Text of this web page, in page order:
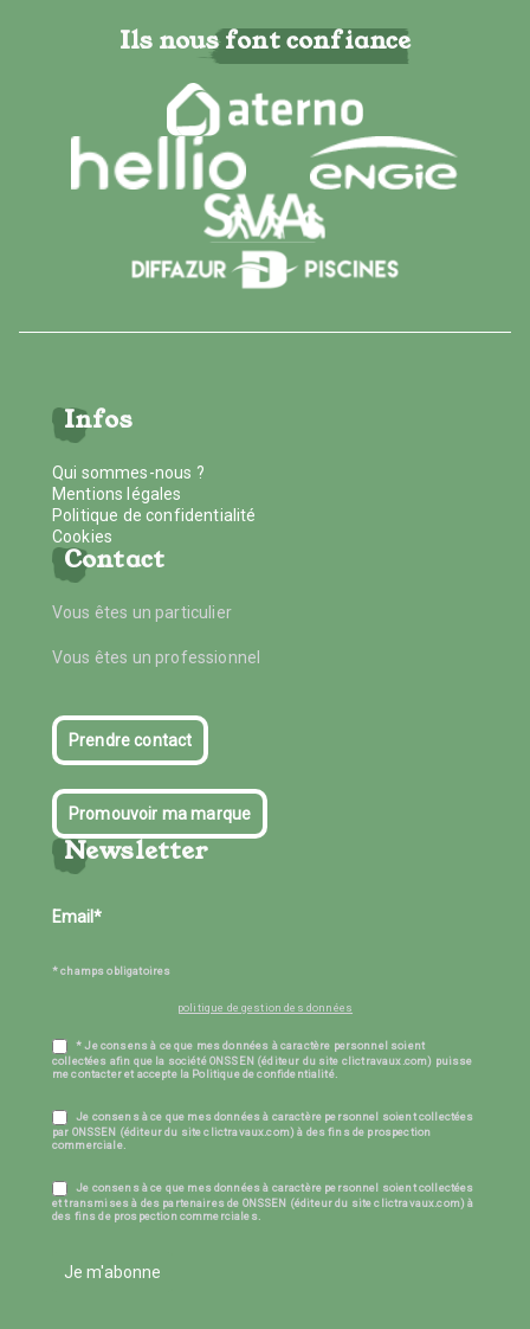
Ils nous font confiance
Infos
Qui sommes-nous ?
Mentions légales
Politique de confidentialité
Cookies
Contact
Vous êtes un particulier
Vous êtes un professionnel
Prendre contact
Promouvoir ma marque
Newsletter
* champs obligatoires
politique de gestion des données
* Je consens à ce que mes données à caractère personnel soient
collectées afin que la société ONSSEN (éditeur du site clictravaux.com) puisse
me contacter et accepte la Politique de confidentialité.
Je consens à ce que mes données à caractère personnel soient collectées
par ONSSEN (éditeur du site clictravaux.com) à des fins de prospection
commerciale.
Je consens à ce que mes données à caractère personnel soient collectées
et transmises à des partenaires de ONSSEN (éditeur du site clictravaux.com) à
des fins de prospection commerciales.
Je m'abonne